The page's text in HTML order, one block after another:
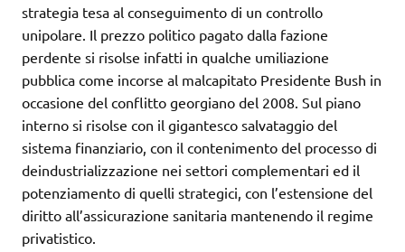
strategia tesa al conseguimento di un controllo
unipolare. Il prezzo politico pagato dalla fazione
perdente si risolse infatti in qualche umiliazione
pubblica come incorse al malcapitato Presidente Bush in
occasione del conflitto georgiano del 2008. Sul piano
interno si risolse con il gigantesco salvataggio del
sistema finanziario, con il contenimento del processo di
deindustrializzazione nei settori complementari ed il
potenziamento di quelli strategici, con l’estensione del
diritto all’assicurazione sanitaria mantenendo il regime
privatistico.